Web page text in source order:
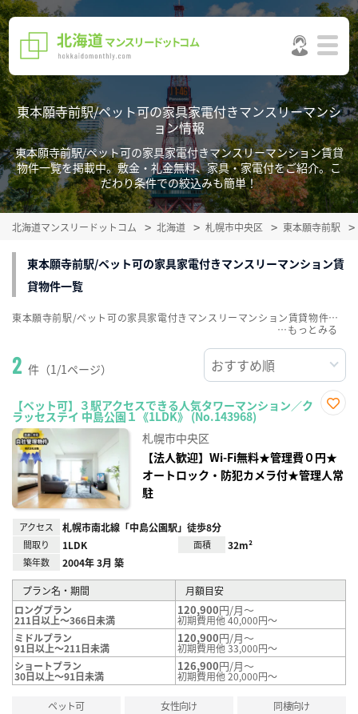
東本願寺前駅/ペット可の家具家電付きマンスリーマンシ
ョン情報
東本願寺前駅/ペット可の家具家電付きマンスリーマンション賃貸
物件一覧を掲載中。敷金・礼金無料、家具・家電付をご紹介。こ
だわり条件での絞込みも簡単！
北海道マンスリードットコム 北海道 札幌市中央区 東本願寺前駅
東本願寺前駅/ペット可の家具家電付きマンスリーマンション賃
貸物件一覧
2 件（1/1ページ）
【ペット可】３駅アクセスできる人気タワーマンション／ク
ラッセステイ 中島公園１《1LDK》 (No.143968)
録
札幌市中央区
【法人歓迎】Wi-Fi無料★管理費０円★
オートロック・防犯カメラ付★管理人常
駐
アクセス 札幌市南北線「中島公園駅」徒歩8分
間取り 1LDK 面積 32m²
築年数 2004年 3月 築
プラン名・期間
月額目安
ロングプラン
211日以上～366日未満
120,900円/月～
初期費用他 40,000円～
ミドルプラン
91日以上～211日未満
120,900円/月～
初期費用他 33,000円～
ショートプラン
30日以上～91日未満
126,900円/月～
初期費用他 20,000円～
ペット可 女性向け
同棲向け
東本願寺前駅/ペット可の家具家電付きマンスリーマンション賃貸物件一覧を掲載中。敷金・礼金無料、家具・家電付をご紹介。こだわり条件での絞込みも簡単！
…